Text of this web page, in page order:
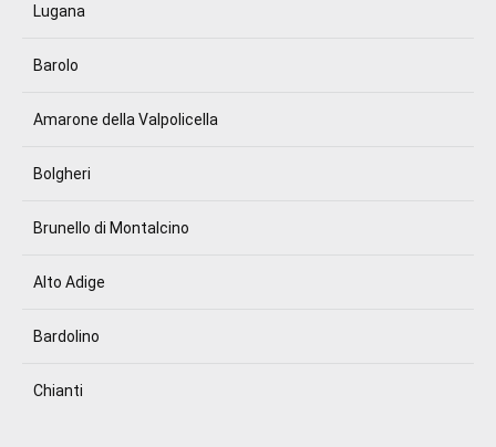
Lugana
Barolo
Amarone della Valpolicella
Bolgheri
Brunello di Montalcino
Alto Adige
Bardolino
Chianti